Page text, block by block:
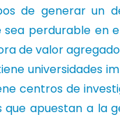
de generar un
sea perdurable en
de valor
universidades
centros de
que apuestan a la